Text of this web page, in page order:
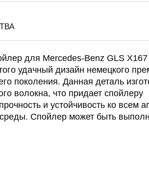
для Mercedes-Benz GLS X167
удачный дизайн немецкого
поколения. Данная деталь
волокна, что придает спойлеру
и устойчивость ко всем
Спойлер может быть